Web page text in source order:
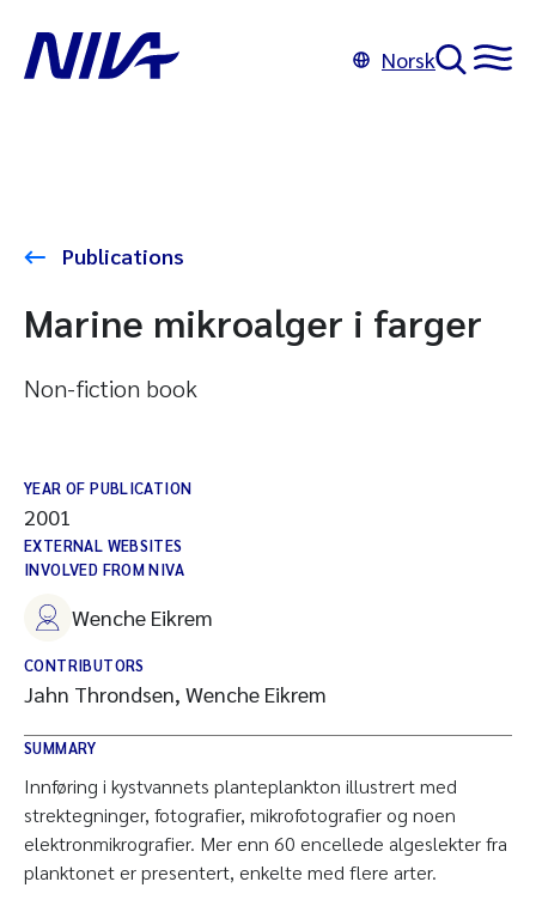
Norsk
Publications
Marine mikroalger i farger
Non-fiction book
YEAR OF PUBLICATION
2001
EXTERNAL WEBSITES
INVOLVED FROM NIVA
Wenche Eikrem
CONTRIBUTORS
Jahn Throndsen, Wenche Eikrem
SUMMARY
Innføring i kystvannets planteplankton illustrert med
strektegninger, fotografier, mikrofotografier og noen
elektronmikrografier. Mer enn 60 encellede algeslekter fra
planktonet er presentert, enkelte med flere arter.